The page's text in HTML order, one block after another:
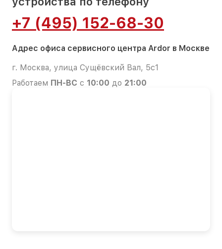
+7 (495) 152-68-30
Адрес офиса сервисного центра Ardor в Москве
г. Москва, улица Сущёвский Вал, 5с1
Работаем ПН-ВС с 10:00 до 21:00